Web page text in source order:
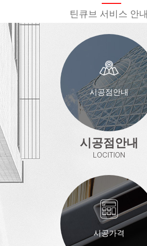
틴큐브 서비스 안내
시공점안내
시공점안내
LOCITION
시공가격